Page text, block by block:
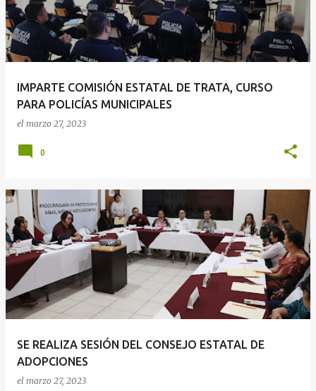
IMPARTE COMISIÓN ESTATAL DE TRATA, CURSO
PARA POLICÍAS MUNICIPALES
el marzo 27, 2023
0
SE REALIZA SESIÓN DEL CONSEJO ESTATAL DE
ADOPCIONES
el marzo 27, 2023